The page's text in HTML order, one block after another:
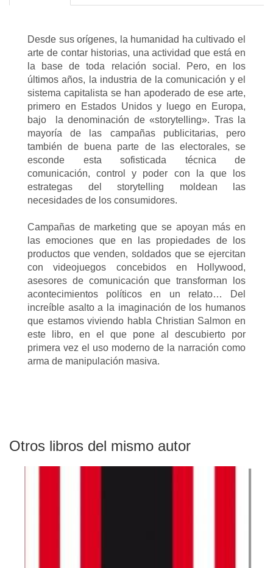
Desde sus orígenes, la humanidad ha cultivado el
arte de contar historias, una actividad que está en
la base de toda relación social. Pero, en los
últimos años, la industria de la comunicación y el
sistema capitalista se han apoderado de ese arte,
primero en Estados Unidos y luego en Europa,
bajo la denominación de «storytelling». Tras la
mayoría de las campañas publicitarias, pero
también de buena parte de las electorales, se
esconde esta sofisticada técnica de
comunicación, control y poder con la que los
estrategas del storytelling moldean las
necesidades de los consumidores.
Campañas de marketing que se apoyan más en
las emociones que en las propiedades de los
productos que venden, soldados que se ejercitan
con videojuegos concebidos en Hollywood,
asesores de comunicación que transforman los
acontecimientos políticos en un relato… Del
increíble asalto a la imaginación de los humanos
que estamos viviendo habla Christian Salmon en
este libro, en el que pone al descubierto por
primera vez el uso moderno de la narración como
arma de manipulación masiva.
Otros libros del mismo autor